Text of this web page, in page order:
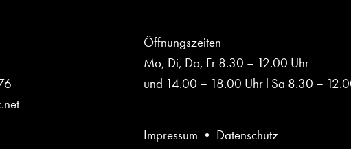
Öffnungszeiten
Mo, Di, Do, Fr 8.30 – 12.00 Uhr
und 14.00 – 18.00 Uhr l Sa 8.30 –
Impressum • Datenschutz